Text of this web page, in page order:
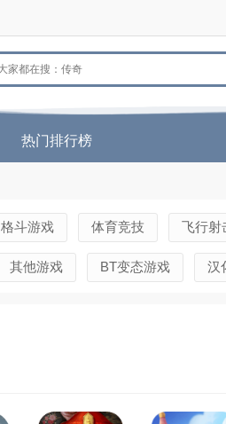
热门排行榜
格斗游戏 体育竞技 飞行射
其他游戏 BT变态游戏 汉